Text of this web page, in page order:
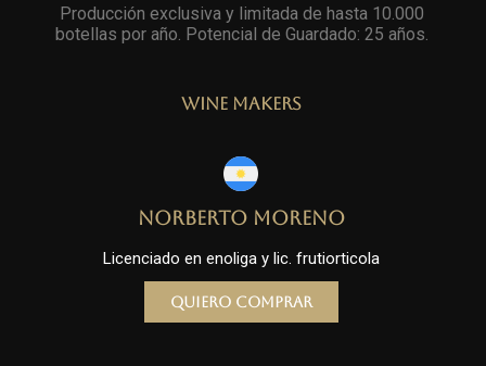
Producción exclusiva y limitada de hasta 10.000
botellas por año. Potencial de Guardado: 25 años.
Wine Makers
Norberto Moreno
Licenciado en enoliga y lic. frutiorticola
Quiero comprar